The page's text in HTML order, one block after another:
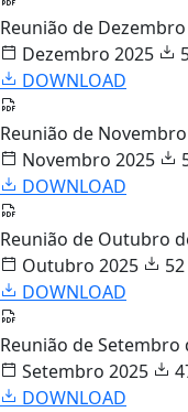
Reunião de
Dezembro 2025
DOWNLOAD
Reunião de
Novembro 2025
DOWNLOAD
Reunião de Outubro
Outubro 2025
52
DOWNLOAD
Reunião de Setembro
Setembro 2025
DOWNLOAD